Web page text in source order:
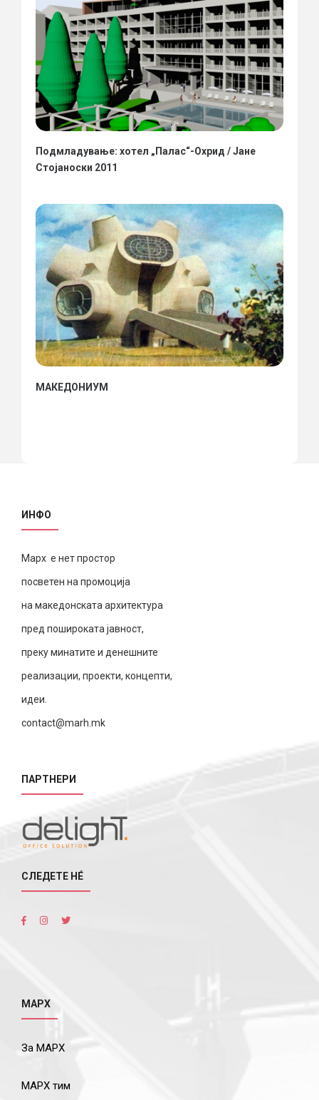
Подмладување: хотел „Палас“-Охрид / Јане
Стојаноски 2011
МАКЕДОНИУМ
ИНФО
Марх е нет простор
посветен на промоција
на македонската архитектура
пред пошироката јавност,
преку минатите и денешните
реализации, проекти, концепти,
идеи.
contact@marh.mk
ПАРТНЕРИ
СЛЕДЕТЕ НÉ
МАРХ
За МАРХ
МАРХ тим